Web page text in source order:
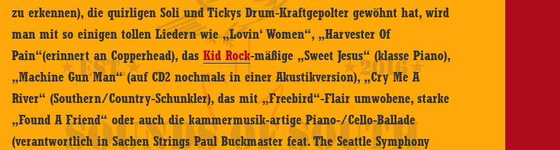
zu erkennen), die quirligen Soli und Tickys Drum-Kraftgepolter gewöhnt hat, wird
man mit so einigen tollen Liedern wie „Lovin‘ Women“, „Harvester Of
Pain“(erinnert an Copperhead), dasKid Rock-mäßige „Sweet Jesus“ (klasse Piano),
„Machine Gun Man“ (auf CD2 nochmals in einer Akustikversion), „Cry Me A
River“ (Southern/Country-Schunkler), das mit „Freebird“-Flair umwobene, starke
„Found A Friend“ oder auch die kammermusik-artige Piano-/Cello-Ballade
(verantwortlich in Sachen Strings Paul Buckmaster feat. The Seattle Symphony